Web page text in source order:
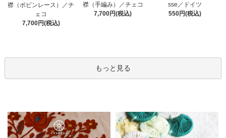
襟（ボビンレース）／チ
ェコ
7,700円(税込)
襟（手編み）／チェコ
7,700円(税込)
sse／ドイツ
550円(税込)
もっと見る